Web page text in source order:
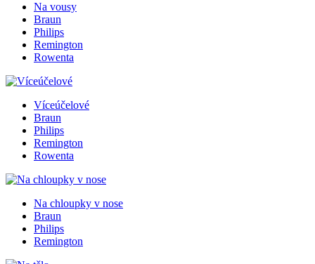
Na vousy
Braun
Philips
Remington
Rowenta
Víceúčelové
Braun
Philips
Remington
Rowenta
Na chloupky v nose
Braun
Philips
Remington